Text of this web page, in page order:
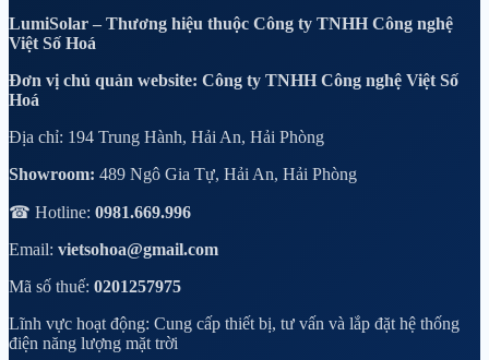
LumiSolar – Thương hiệu thuộc Công ty TNHH Công nghệ
Việt Số Hoá
Đơn vị chủ quản website: Công ty TNHH Công nghệ Việt Số
Hoá
Địa chỉ: 194 Trung Hành, Hải An, Hải Phòng
Showroom: 489 Ngô Gia Tự, Hải An, Hải Phòng
☎ Hotline: 0981.669.996
Email: vietsohoa@gmail.com
Mã số thuế: 0201257975
Lĩnh vực hoạt động: Cung cấp thiết bị, tư vấn và lắp đặt hệ thống
điện năng lượng mặt trời